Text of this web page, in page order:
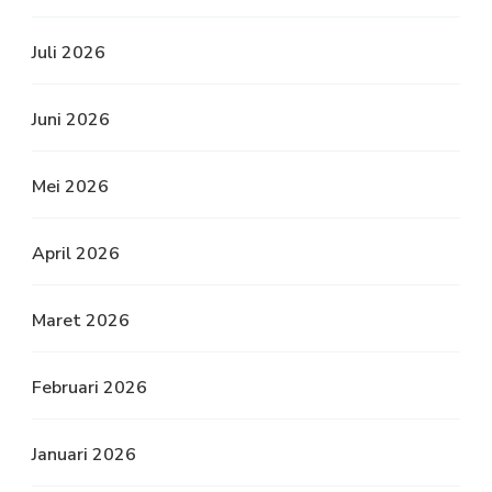
Juli 2026
Juni 2026
Mei 2026
April 2026
Maret 2026
Februari 2026
Januari 2026